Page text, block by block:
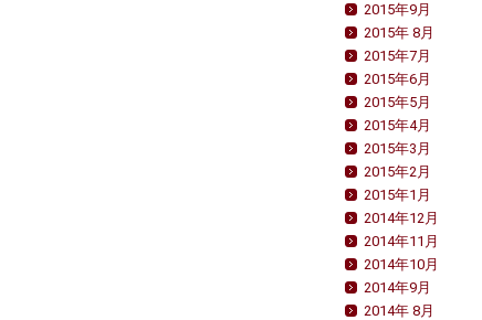
2015年9月
2015年 8月
2015年7月
2015年6月
2015年5月
2015年4月
2015年3月
2015年2月
2015年1月
2014年12月
2014年11月
2014年10月
2014年9月
2014年 8月